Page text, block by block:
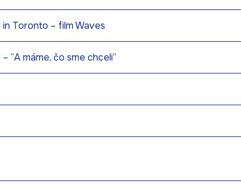
Toronto – film Waves
“A máme, čo sme chceli”